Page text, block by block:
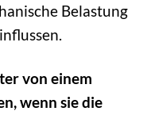
Belastung
von einem
wenn sie die